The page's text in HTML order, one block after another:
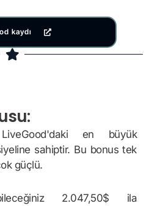
kaydı
en büyük
sahiptir. Bu bonus tek
güçlü.
2.047,50$ ila